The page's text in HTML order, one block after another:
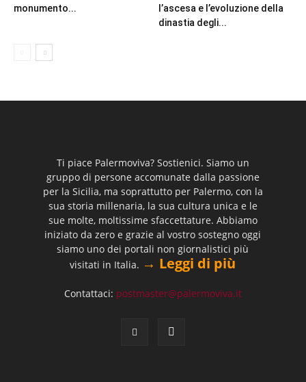
monumento...
l’ascesa e l’evoluzione della
dinastia degli...
Ti piace Palermoviva? Sostienici. Siamo un
gruppo di persone accomunate dalla passione
per la Sicilia, ma soprattutto per Palermo, con la
sua storia millenaria, la sua cultura unica e le
sue molte, moltissime sfaccettature. Abbiamo
iniziato da zero e grazie al vostro sostegno oggi
siamo uno dei portali non giornalistici più
visitati in Italia. → Leggi di più
Contattaci: postmaster@palermoviva.it